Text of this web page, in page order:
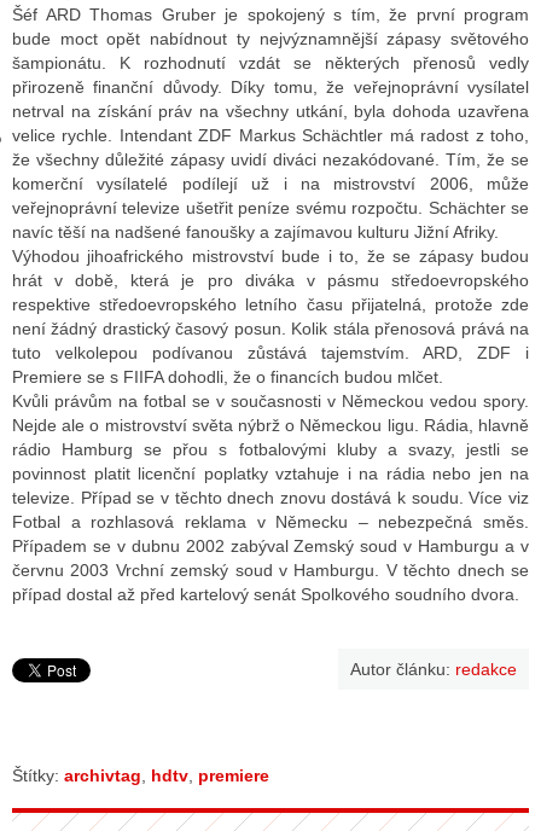
DISKUTÉRA NA RADIOTV
STARŠÍCH DISKUZÍ
Šéf ARD Thomas Gruber je spokojený s tím, že první program
bude moct opět nabídnout ty nejvýznamnější zápasy světového
šampionátu. K rozhodnutí vzdát se některých přenosů vedly
přirozeně finanční důvody. Díky tomu, že veřejnoprávní vysílatel
netrval na získání práv na všechny utkání, byla dohoda uzavřena
velice rychle. Intendant ZDF Markus Schächtler má radost z toho,
že všechny důležité zápasy uvidí diváci nezakódované. Tím, že se
komerční vysílatelé podílejí už i na mistrovství 2006, může
veřejnoprávní televize ušetřit peníze svému rozpočtu. Schächter se
navíc těší na nadšené fanoušky a zajímavou kulturu Jižní Afriky.
Výhodou jihoafrického mistrovství bude i to, že se zápasy budou
hrát v době, která je pro diváka v pásmu středoevropského
respektive středoevropského letního času přijatelná, protože zde
není žádný drastický časový posun. Kolik stála přenosová prává na
tuto velkolepou podívanou zůstává tajemstvím. ARD, ZDF i
Premiere se s FIIFA dohodli, že o financích budou mlčet.
Kvůli právům na fotbal se v současnosti v Německou vedou spory.
Nejde ale o mistrovství světa nýbrž o Německou ligu. Rádia, hlavně
rádio Hamburg se přou s fotbalovými kluby a svazy, jestli se
povinnost platit licenční poplatky vztahuje i na rádia nebo jen na
televize. Případ se v těchto dnech znovu dostává k soudu. Více viz
Fotbal a rozhlasová reklama v Německu – nebezpečná směs.
Případem se v dubnu 2002 zabýval Zemský soud v Hamburgu a v
červnu 2003 Vrchní zemský soud v Hamburgu. V těchto dnech se
případ dostal až před kartelový senát Spolkového soudního dvora.
Autor článku: redakce
Štítky: archivtag hdtv premiere